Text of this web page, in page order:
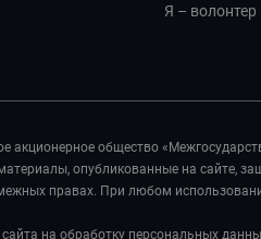
Я – волонтер
акционерное общество
опубликованные на сайте,
правах. При любом
сайта на обработку персональных